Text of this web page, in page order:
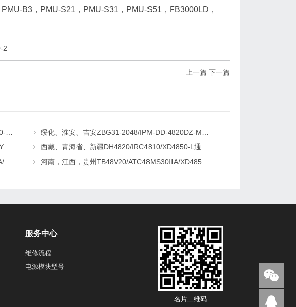
B3，PMU-S21，PMU-S31，PMU-S51，FB3000LD，
2
上一篇 下一篇
服务中心
维修流程
电源模块型号
名片二维码